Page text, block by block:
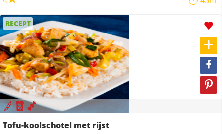
RECEPT
Tofu-koolschotel met rijst